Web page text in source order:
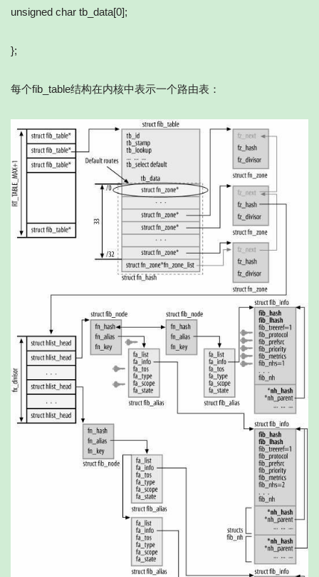
unsigned char tb_data[0];
};
每个fib_table结构在内核中表示一个路由表：